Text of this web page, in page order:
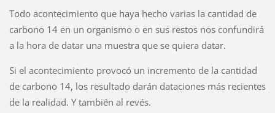
Todo acontecimiento que haya hecho varias la cantidad de
carbono 14en un organismo o en sus restos nos confundirá
a la hora de datar una muestra que se quiera datar.
Si el acontecimiento provocó un incremento de la cantidad
de carbono 14, los resultado darán dataciones más recientes
de la realidad. Y también al revés.